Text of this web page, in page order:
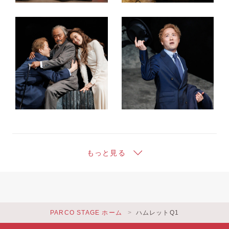
もっと見る
PARCO STAGE ホーム ハムレットQ1